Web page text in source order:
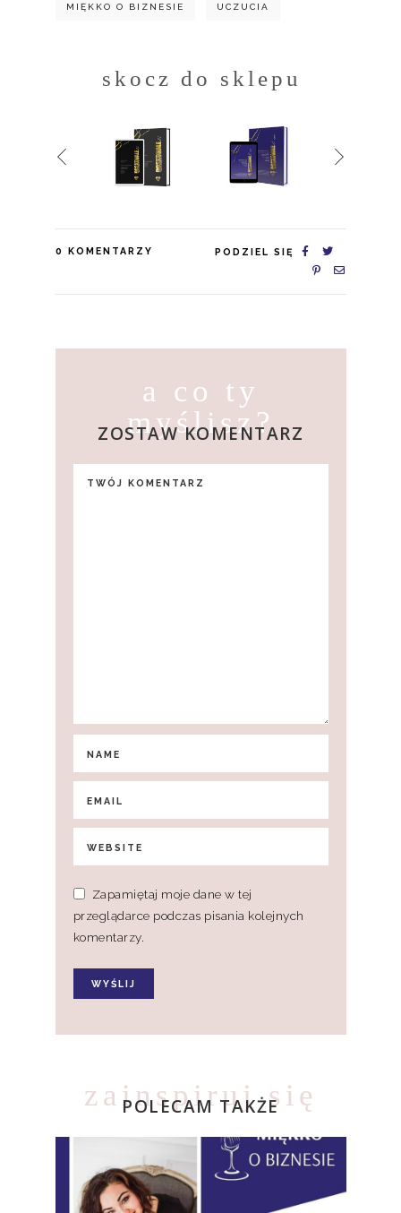
MIĘKKO O BIZNESIE UCZUCIA
skocz do sklepu
0 KOMENTARZY PODZIEL SIĘ
a co ty
myślisz?
ZOSTAW KOMENTARZ
Zapamiętaj moje dane w tej
przeglądarce podczas pisania kolejnych
komentarzy.
zainspiruj się
POLECAM TAKŻE